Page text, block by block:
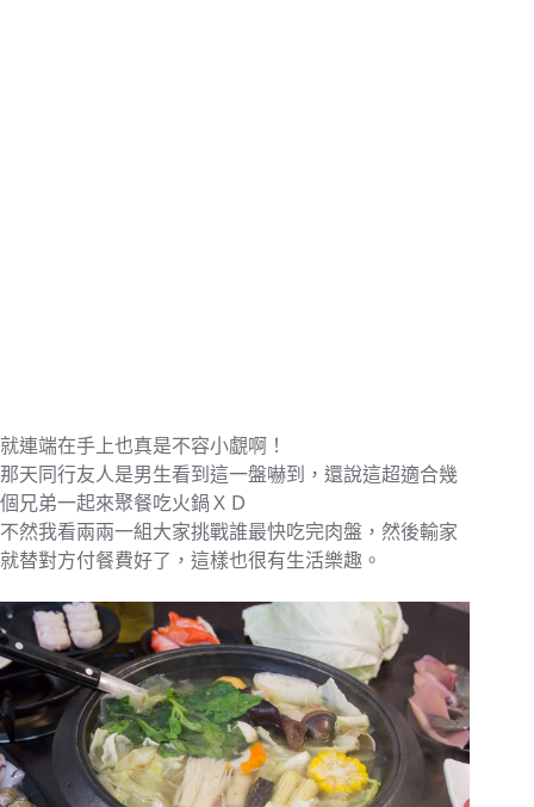
就連端在手上也真是不容小覷啊！
那天同行友人是男生看到這一盤嚇到，還說這超適合幾
個兄弟一起來聚餐吃火鍋ＸＤ
不然我看兩兩一組大家挑戰誰最快吃完肉盤，然後輸家
就替對方付餐費好了，這樣也很有生活樂趣。